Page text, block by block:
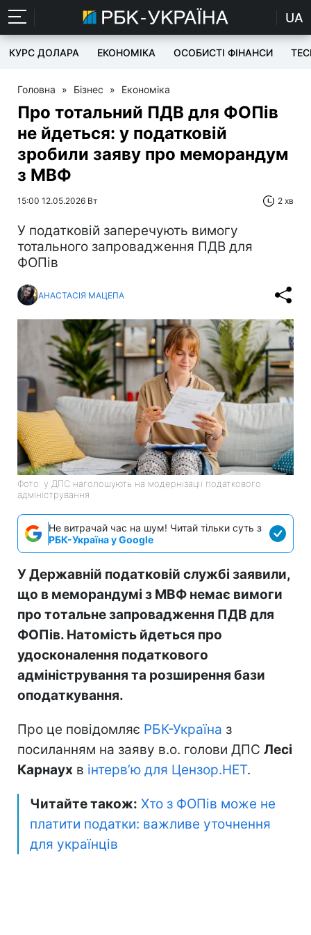
UA
КУРС ДОЛАРА ЕКОНОМІКА ОСОБИСТІ ФІНАНСИ
Головна » Бізнес » Економіка
Про тотальний ПДВ для ФОПів
не йдеться: у податковій
зробили заяву про меморандум
з МВФ
15:00 12.05.2026 Вт 2 хв
У податковій заперечують вимогу
тотального запровадження ПДВ для
ФОПів
АНАСТАСІЯ МАЦЕПА
Фото: у ДПС наголошують на модернізації податкового
адміністрування
Не витрачай час на шум! Читай тільки суть з
РБК-Україна у Google
У Державній податковій службі заявили,
що в меморандумі з МВФ немає вимоги
про тотальне запровадження ПДВ для
ФОПів. Натомість йдеться про
удосконалення податкового
адміністрування та розширення бази
оподаткування.
Про це повідомляє РБК-Україна з
посиланням на заяву в.о. голови ДПС Лесі
Карнаух в інтерв’ю для Цензор.НЕТ.
Читайте також: Хто з ФОПів може не
платити податки: важливе уточнення
для українців